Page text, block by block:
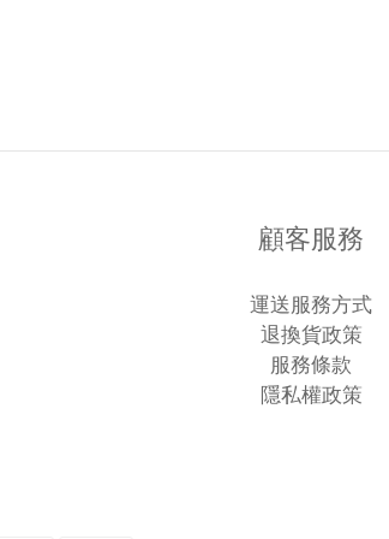
顧客服務
運送服務方式
退換貨政策
服務條款
隱私權政策